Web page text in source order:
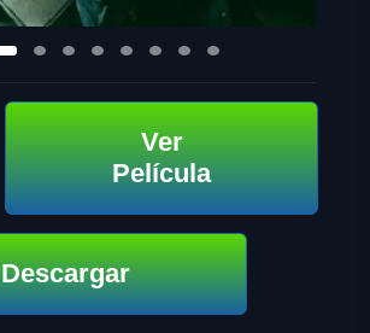
Ver
Película
Descargar